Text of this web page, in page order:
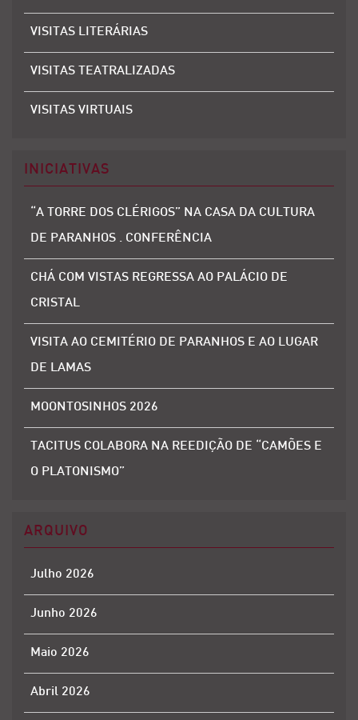
VISITAS LITERÁRIAS
VISITAS TEATRALIZADAS
VISITAS VIRTUAIS
INICIATIVAS
“A TORRE DOS CLÉRIGOS” NA CASA DA CULTURA
DE PARANHOS . CONFERÊNCIA
CHÁ COM VISTAS REGRESSA AO PALÁCIO DE
CRISTAL
VISITA AO CEMITÉRIO DE PARANHOS E AO LUGAR
DE LAMAS
MOONTOSINHOS 2026
TACITUS COLABORA NA REEDIÇÃO DE “CAMÕES E
O PLATONISMO”
ARQUIVO
Julho 2026
Junho 2026
Maio 2026
Abril 2026